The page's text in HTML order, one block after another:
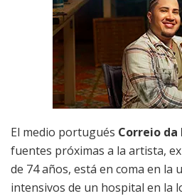
El medio portugués Correio da
fuentes próximas a la artista,
de 74 años, está en coma en la
intensivos de un hospital en la